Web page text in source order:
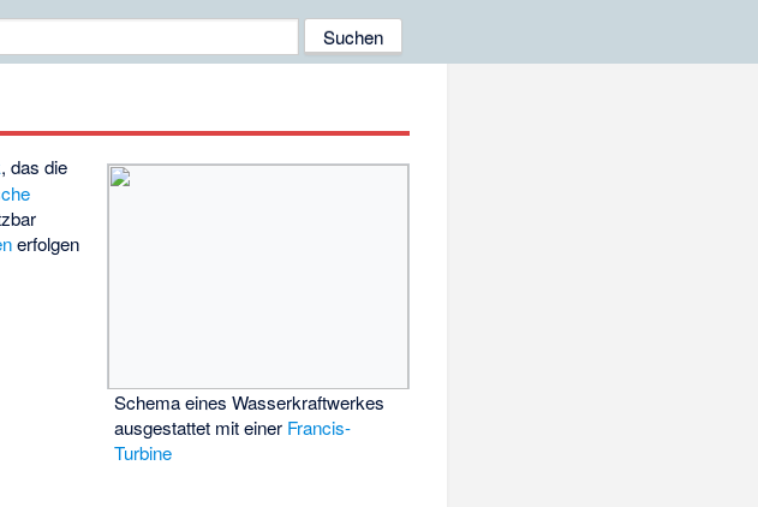
Schema eines Wasserkraftwerkes
ausgestattet mit einer Francis-
Turbine
, das die
erfolgen